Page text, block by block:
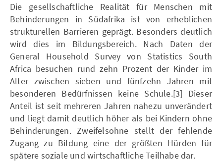
Die gesellschaftliche Realität für Menschen mit
Behinderungen in Südafrika ist von erheblichen
strukturellen Barrieren geprägt. Besonders deutlich
wird dies im Bildungsbereich. Nach Daten der
General Household Survey von Statistics South
Africa besuchen rund zehn Prozent der Kinder im
Alter zwischen sieben und fünfzehn Jahren mit
besonderen Bedürfnissen keine Schule.[3] Dieser
Anteil ist seit mehreren Jahren nahezu unverändert
und liegt damit deutlich höher als bei Kindern ohne
Behinderungen. Zweifelsohne stellt der fehlende
Zugang zu Bildung eine der größten Hürden für
spätere soziale und wirtschaftliche Teilhabe dar.